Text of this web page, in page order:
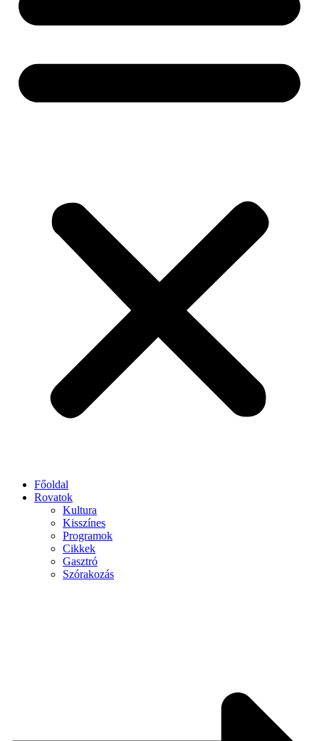
Főoldal
Rovatok
Kultura
Kisszínes
Programok
Cikkek
Gasztró
Szórakozás